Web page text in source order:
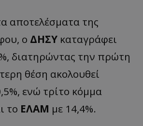
αποτελέσματα της
ο ΔΗΣΥ καταγράφει
διατηρώντας την πρώτη
θέση ακολουθεί
ενώ τρίτο κόμμα
το ΕΛΑΜ με 14,4%.